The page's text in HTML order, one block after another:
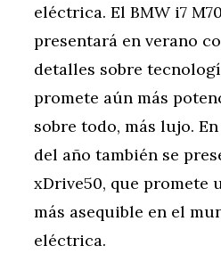
eléctrica. El BMW i7
presentará en verano
detalles sobre
promete aún más
sobre todo, más lujo.
del año también se
xDrive50, que promete
más asequible en el
eléctrica.